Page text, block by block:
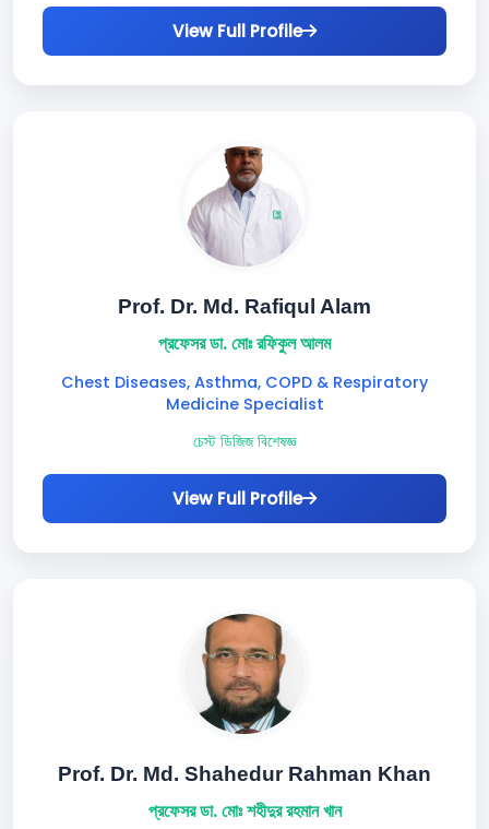
View Full Profile
Prof. Dr. Md. Rafiqul Alam
প্রফেসর ডা. মোঃ রফিকুল আলম
Chest Diseases, Asthma, COPD & Respiratory
Medicine Specialist
চেস্ট ডিজিজ বিশেষজ্ঞ
View Full Profile
Prof. Dr. Md. Shahedur Rahman Khan
প্রফেসর ডা. মোঃ শহীদুর রহমান খান